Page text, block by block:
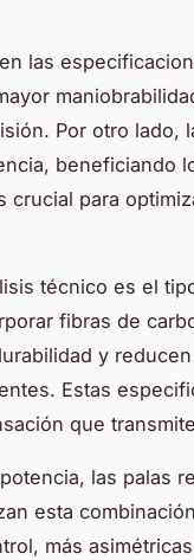
las
Por otro lado,
beneficiando
para
técnico es el
fibras de
y
Estas
que
las palas
esta
más